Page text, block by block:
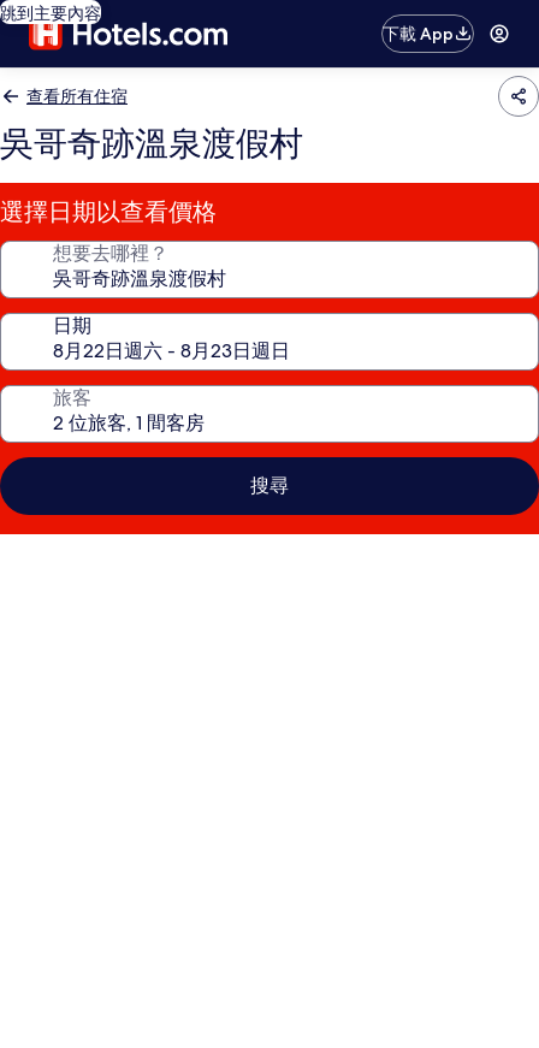
跳到主要內容
下載 App
查看所有住宿
吳哥奇跡溫泉渡假村
選擇日期以查看價格
想要去哪裡？
日期
旅客
搜尋